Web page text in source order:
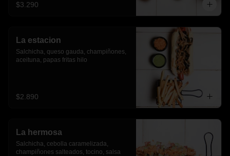
$3.290
La estacion
Salchicha, queso gauda, champiñones,
aceituna, papas fritas hilo
$2.890
La hermosa
Salchicha, cebolla caramelizada,
champiñones salteados, tocino, salsa